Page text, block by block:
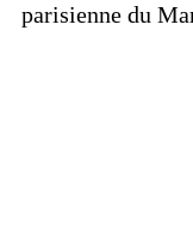
parisienne du